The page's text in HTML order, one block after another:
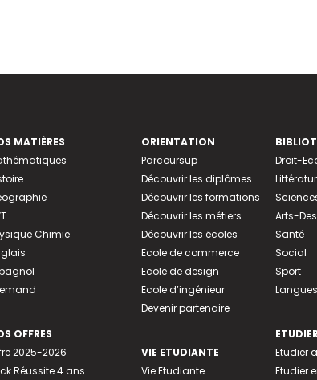
MATIÈRES
Chimie
OFFRES
2025-2026
Réussite 4 ans
ORIENTATION
Parcoursup
Découvrir les diplômes
Découvrir les formations
Découvrir les métiers
Découvrir les écoles
Ecole de commerce
Ecole de design
Ecole d’ingénieur
Devenir partenaire
VIE ETUDIANTE
Vie Etudiante
Droit-
Arts-
Santé
Social
Sport
Langues
Etudier
Etudier